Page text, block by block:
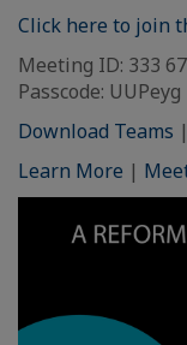
Click here to join
Meeting ID: 333
Passcode: UUPeyg
Download Teams |
Learn More |